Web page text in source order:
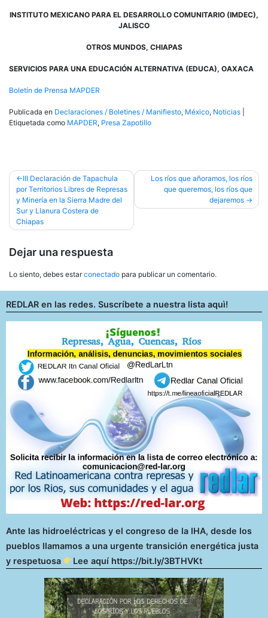
INSTITUTO MEXICANO PARA EL DESARROLLO COMUNITARIO (IMDEC),
JALISCO
OTROS MUNDOS, CHIAPAS
SERVICIOS PARA UNA EDUCACIÓN ALTERNATIVA (EDUCA), OAXACA
Boletín de Prensa MAPDER
Publicada en Declaraciones / Boletines / Manifiesto, México, Noticias
Etiquetada como MAPDER, Presa Zapotillo
Navegación
de
entradas
III Declaración de Tapachula
por Territorios Libres de Represas
y Minería en la Sierra Madre del
Sur y Llanura Costera de
Chiapas
Los ríos que añoramos, los ríos
que queremos, los ríos que
dejaremos
Dejar una respuesta
Lo siento, debes estarconectado para publicar un comentario.
REDLAR en las redes. Suscríbete a nuestra lista aquì!
Ante las hidroeléctricas y el congreso de la IHA, desde los
pueblos llamamos a una urgente transición energética justa
y respetuosa
Lee aquí https://bit.ly/3BTHVKt